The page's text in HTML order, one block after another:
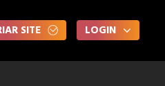
SITE LOGIN